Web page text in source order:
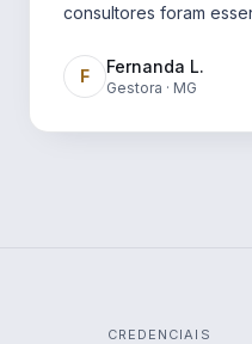
consultores foram
F Fernanda L.
Gestora · MG
CREDENCIAIS